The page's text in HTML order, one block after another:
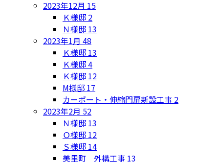
2023年12月 15
Ｋ様邸 2
Ｎ様邸 13
2023年1月 48
Ｋ様邸 13
Ｋ様邸4
Ｋ様邸 12
M様邸 17
カーポート・伸縮門扉新設工事 2
2023年2月 52
Ｎ様邸 13
Ｏ様邸 12
Ｓ様邸 14
美里町 外構工事 13